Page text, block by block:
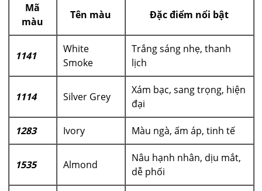
Mã
màu
Tên màu Đặc điểm nổi bật
1141
White
Smoke
Trắng sáng nhẹ, thanh
lịch
1114 Silver Grey
Xám bạc, sang trọng, hiện
đại
1283 Ivory Màu ngà, ấm áp, tinh tế
1535 Almond
Nâu hạnh nhân, dịu mắt,
dễ phối